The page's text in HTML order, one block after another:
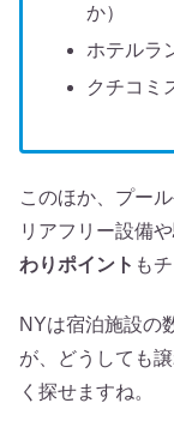
か）
ホテルラ
クチコミ
このほか、プー
リアフリー設備
わりポイント も
NYは宿泊施設の
が、どうしても
く探せますね。